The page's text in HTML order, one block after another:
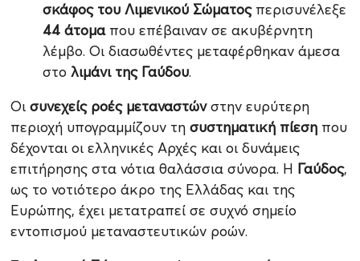
σκάφος του Λιμενικού Σώματοςπερισυνέλεξε
44 άτομαπου επέβαιναν σε ακυβέρνητη
λέμβο. Οι διασωθέντες μεταφέρθηκαν άμεσα
στο λιμάνι της Γαύδου.
Οι συνεχείς ροές μεταναστώνστην ευρύτερη
περιοχή υπογραμμίζουν τη συστηματική πίεσηπου
δέχονται οι ελληνικές Αρχές και οι δυνάμεις
επιτήρησης στα νότια θαλάσσια σύνορα. Η Γαύδος,
ως το νοτιότερο άκρο της Ελλάδας και της
Ευρώπης, έχει μετατραπεί σε συχνό σημείο
εντοπισμού μεταναστευτικών ροών.